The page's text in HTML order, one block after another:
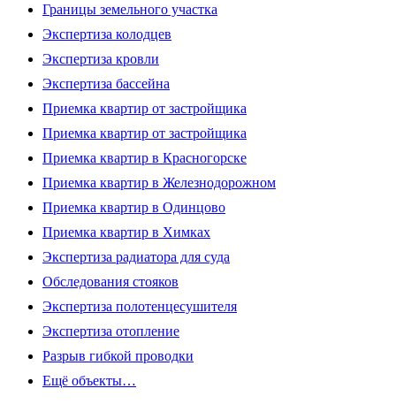
Границы земельного участка
Экспертиза колодцев
Экспертиза кровли
Экспертиза бассейна
Приемка квартир от застройщика
Приемка квартир от застройщика
Приемка квартир в Красногорске
Приемка квартир в Железнодорожном
Приемка квартир в Одинцово
Приемка квартир в Химках
Экспертиза радиатора для суда
Обследования стояков
Экспертиза полотенцесушителя
Экспертиза отопление
Разрыв гибкой проводки
Ещё объекты…